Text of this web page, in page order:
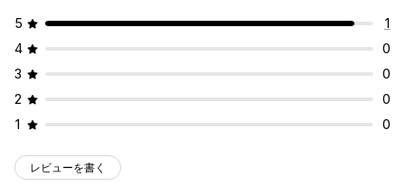
5
1
4
0
3
0
2
0
1
0
レビューを書く